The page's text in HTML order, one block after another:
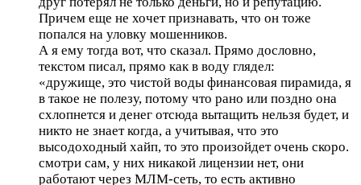
Причем еще не хочет признавать, что он тоже
попался на уловку мошенников.
А я ему тогда вот, что сказал. Прямо дословно,
текстом писал, прямо как в воду глядел:
«дружище, это чистой воды финансовая пирамида, я
в такое не полезу, потому что рано или поздно она
схлопнется и денег отсюда вытащить нельзя будет, и
никто не знает когда, а учитывая, что это
высодоходный хайп, то это произойдет очень скоро.
смотри сам, у них никакой лицензии нет, они
работают через МЛМ-сеть, то есть активно